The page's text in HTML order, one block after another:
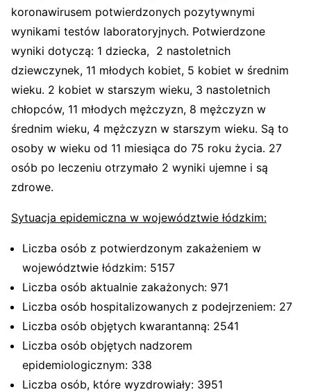
koronawirusem potwierdzonych pozytywnymi
wynikami testów laboratoryjnych. Potwierdzone
wyniki dotyczą: 1 dziecka, 2 nastoletnich
dziewczynek, 11 młodych kobiet, 5 kobiet w średnim
wieku. 2 kobiet w starszym wieku, 3 nastoletnich
chłopców, 11 młodych mężczyzn, 8 mężczyzn w
średnim wieku, 4 mężczyzn w starszym wieku. Są to
osoby w wieku od 11 miesiąca do 75 roku życia. 27
osób po leczeniu otrzymało 2 wyniki ujemne i są
zdrowe.
Sytuacja epidemiczna w województwie łódzkim:
Liczba osób z potwierdzonym zakażeniem w
województwie łódzkim: 5157
Liczba osób aktualnie zakażonych: 971
Liczba osób hospitalizowanych z podejrzeniem: 27
Liczba osób objętych kwarantanną: 2541
Liczba osób objętych nadzorem
epidemiologicznym: 338
Liczba osób, które wyzdrowiały: 3951